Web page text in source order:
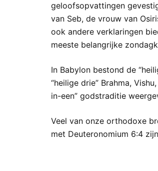
geloofsopvattingen
van Seb, de vrouw van
ook andere verklaringen
meeste belangrijke
In Babylon bestond de
“heilige drie” Brahma,
in-een” godstraditie
Veel van onze orthodoxe
met Deuteronomium 6:4